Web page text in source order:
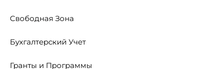
Свободная Зона
Бухгалтерский Учет
Гранты и Программы